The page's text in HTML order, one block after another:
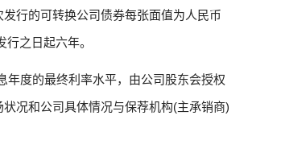
行的可转换公司债券每张面值为人民币
之日起六年。
年度的最终利率水平，由公司股东会授权
况和公司具体情况与保荐机构(主承销商)